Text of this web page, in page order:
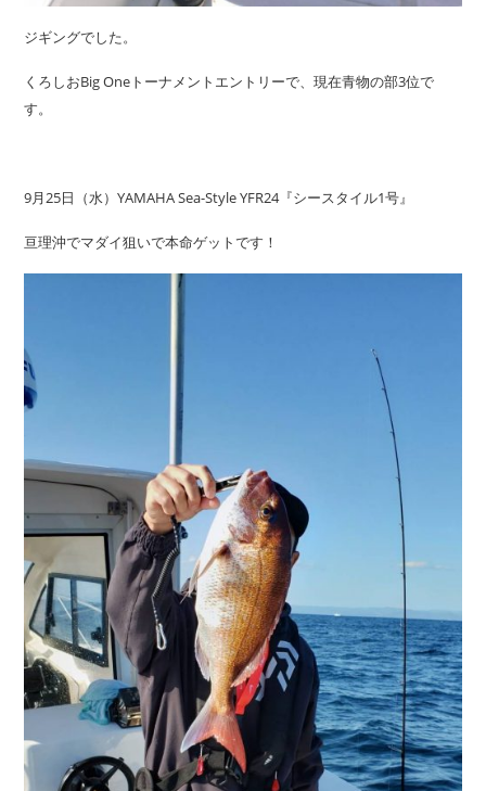
ジギングでした。
くろしおBig Oneトーナメントエントリーで、現在青物の部3位で
す。
9月25日（水）YAMAHA Sea-Style YFR24『シースタイル1号』
亘理沖でマダイ狙いで本命ゲットです！